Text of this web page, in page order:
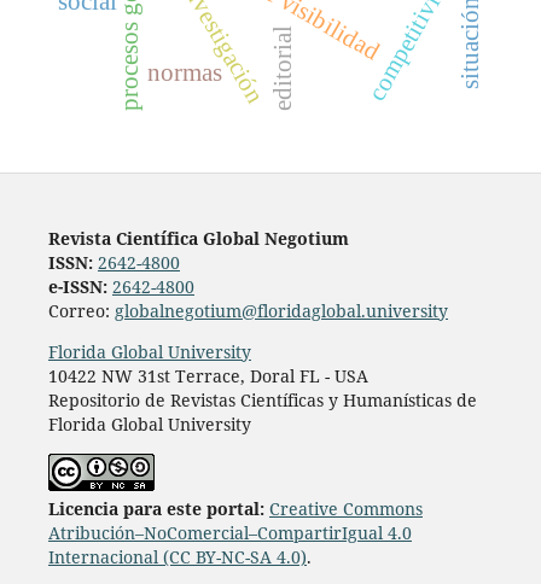
investigacióneditorial
normas competitividad
Revista Científica Global Negotium
ISSN: 2642-4800
e-ISSN: 2642-4800
Correo: globalnegotium@floridaglobal.university
Florida Global University
10422 NW 31st Terrace, Doral FL - USA
Repositorio de Revistas Científicas y Humanísticas de
Florida Global University
Licencia para este portal: Creative Commons
Atribución–NoComercial–CompartirIgual 4.0
Internacional (CC BY-NC-SA 4.0).